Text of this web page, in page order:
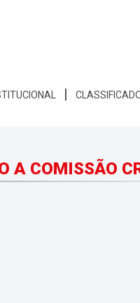
A COMISSÃO